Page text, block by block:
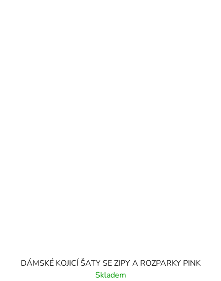
DÁMSKÉ KOJICÍ ŠATY SE ZIPY A ROZPARKY PINK
Skladem